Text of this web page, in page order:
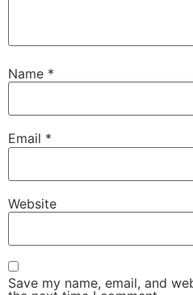
Name *
Email *
Website
Save my name, email, and